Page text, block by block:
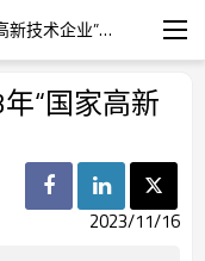
喜讯 | 杰泰医疗荣获2023年“国家高新技术企业”认定
“国家高新
2023/11/16